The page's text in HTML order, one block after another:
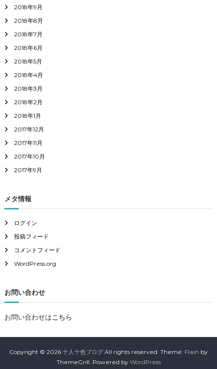
2018年9月
2018年8月
2018年7月
2018年6月
2018年5月
2018年4月
2018年3月
2018年2月
2018年1月
2017年12月
2017年11月
2017年10月
2017年9月
メタ情報
ログイン
投稿フィード
コメントフィード
WordPress.org
お問い合わせ
お問い合わせはこちら
Copyright © 2026 十人十色ブログ All rights reserved. Theme: Flash by
ThemeGrill. Powered by WordPress